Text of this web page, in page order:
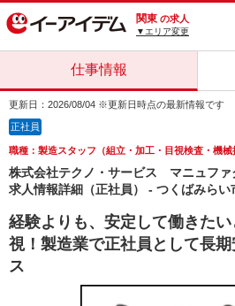
関東 の求人
▼エリア変更
仕事情報
更新日：2026/08/04 ※更新日時点の最新情報です
正社員
職種：製造スタッフ（組立・加工・目視検査・機械
株式会社テクノ・サービス マニュファ
求人情報詳細（正社員） - つくばみらい
経験よりも、安定して働きた
視！製造業で正社員として長
ス